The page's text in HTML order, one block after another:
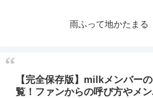
雨ふって地かたまる
【完全保存版】milkメンバー
覧！ファンからの呼び方やメ